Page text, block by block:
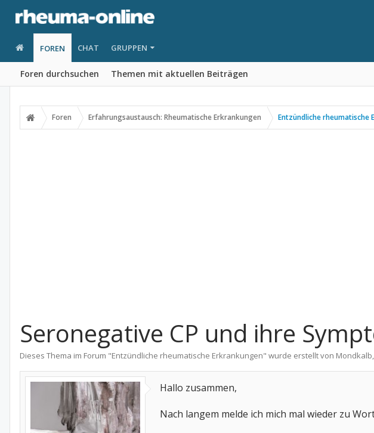
FOREN
Foren durchsuchen Themen mit aktuellen Beiträgen
CHAT GRUPPEN
Foren Erfahrungsaustausch: Rheumatische Erkrankungen Entzündliche rheumatische
Seronegative CP und ihre
Dieses Thema im Forum "Entzündliche rheumatische Erkrankungen" wurde erstellt von Mondkalb,
Hallo zusammen,
Nach langem melde ich mich mal wieder zu